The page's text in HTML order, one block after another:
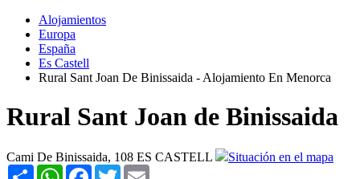
Alojamientos
Europa
España
Es Castell
Rural Sant Joan De Binissaida - Alojamiento En Menorca
Rural Sant Joan de Binissaida
Cami De Binissaida, 108 ES CASTELL
Situación en el mapa
Share WhatsAppFacebook
Twitter